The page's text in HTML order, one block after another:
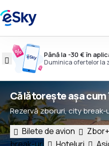
Până la -30 € în
Duminica ofertelor la
Călătorește așa
Rezervă zboruri, city
Bilete de avion